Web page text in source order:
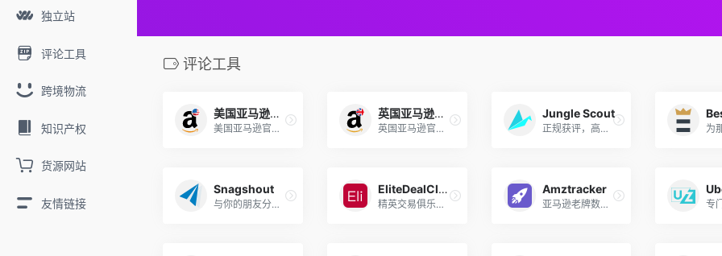
独立站
评论工具
跨境物流
知识产权
货源网站
友情链接
评论工具
美国亚马逊评论
美国亚马逊官方评论
英国亚马逊评论
英国亚马逊官方评论
Jungle Scout
正规获评，高效催评，站外推广，提升Amazon排名，邮件营销自动化
Snagshout
与你的朋友分享免费或者打 折力度大的产品
EliteDealClub
精英交易俱乐部是获得优质 亚马逊工具…
Amztracker
亚马逊老牌数据追踪软件，数据调研/热词挖掘/站外推广